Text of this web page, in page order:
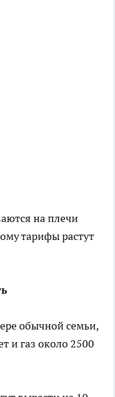
на плечи
тарифы растут
обычной семьи,
и газ около 2500